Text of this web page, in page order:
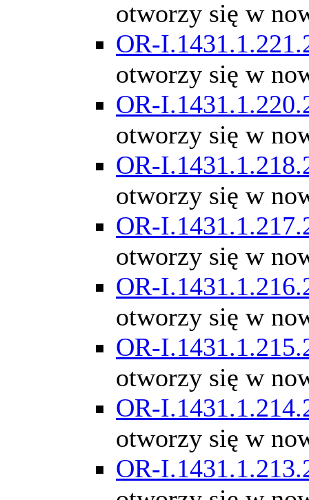
otworzy się w
OR-
otworzy się w
OR-
otworzy się w
OR-
otworzy się w
OR-
otworzy się w
OR-
otworzy się w
OR-
otworzy się w
OR-
otworzy się w
OR-